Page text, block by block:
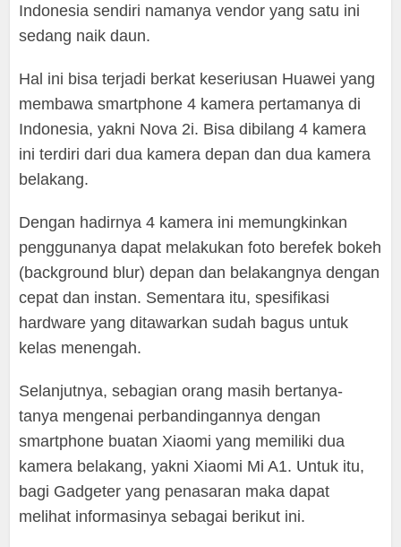
Indonesia sendiri namanya vendor yang satu ini
sedang naik daun.
Hal ini bisa terjadi berkat keseriusan Huawei yang
membawa smartphone 4 kamera pertamanya di
Indonesia, yakni Nova 2i. Bisa dibilang 4 kamera
ini terdiri dari dua kamera depan dan dua kamera
belakang.
Dengan hadirnya 4 kamera ini memungkinkan
penggunanya dapat melakukan foto berefek bokeh
(background blur) depan dan belakangnya dengan
cepat dan instan. Sementara itu, spesifikasi
hardware yang ditawarkan sudah bagus untuk
kelas menengah.
Selanjutnya, sebagian orang masih bertanya-
tanya mengenai perbandingannya dengan
smartphone buatan Xiaomi yang memiliki dua
kamera belakang, yakni Xiaomi Mi A1. Untuk itu,
bagi Gadgeter yang penasaran maka dapat
melihat informasinya sebagai berikut ini.